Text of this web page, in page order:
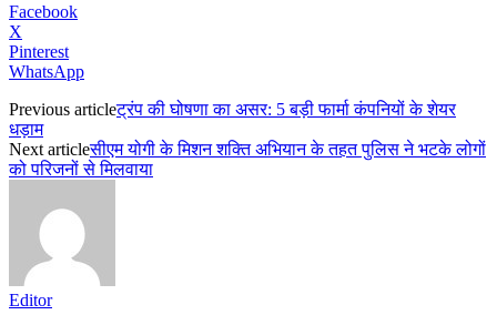
Facebook
X
Pinterest
WhatsApp
Previous articleट्रंप की घोषणा का असर: 5 बड़ी फार्मा कंपनियों के शेयर
धड़ाम
Next articleसीएम योगी के मिशन शक्ति अभियान के तहत पुलिस ने भटके लोगों
को परिजनों से मिलवाया
Editor